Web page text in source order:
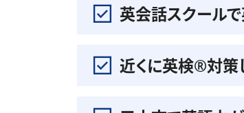
英会話スクール
近くに英検®️対策